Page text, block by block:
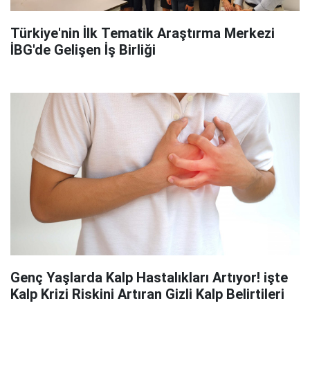
Türkiye'nin İlk Tematik Araştırma Merkezi
İBG'de Gelişen İş Birliği
Genç Yaşlarda Kalp Hastalıkları Artıyor! işte
Kalp Krizi Riskini Artıran Gizli Kalp Belirtileri